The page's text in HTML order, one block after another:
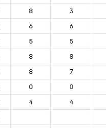
8 3
6 6
5 5
8 8
8 7
0 0
4 4